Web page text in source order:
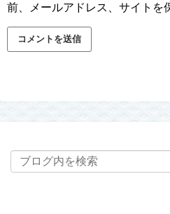
前、メールアドレス、サイトを